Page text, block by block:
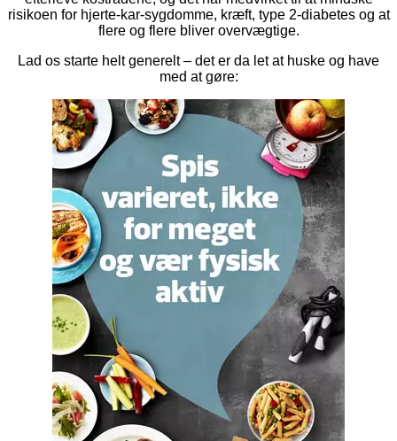
risikoen for hjerte-kar-sygdomme, kræft, type 2-diabetes og at
flere og flere bliver overvægtige.
Lad os starte helt generelt – det er da let at huske og have
med at gøre: